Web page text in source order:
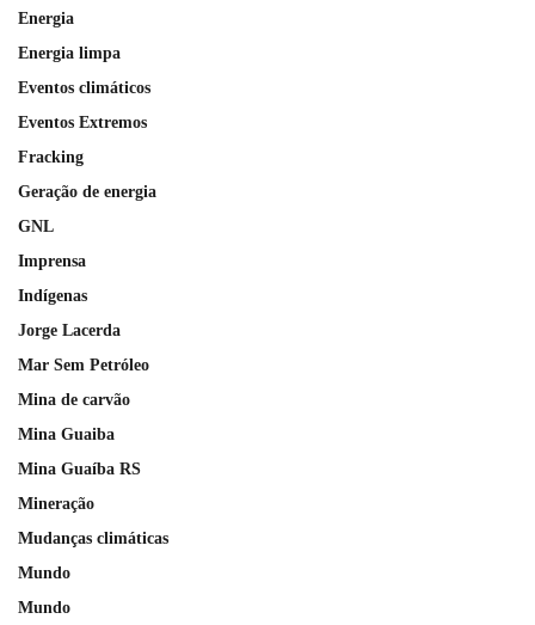
Energia
Energia limpa
Eventos climáticos
Eventos Extremos
Fracking
Geração de energia
GNL
Imprensa
Indígenas
Jorge Lacerda
Mar Sem Petróleo
Mina de carvão
Mina Guaiba
Mina Guaíba RS
Mineração
Mudanças climáticas
Mundo
Mundo